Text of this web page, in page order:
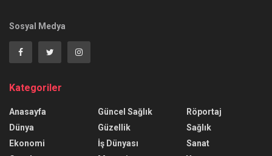
Sosyal Medya
Kategoriler
Anasayfa
Dünya
Ekonomi
Güncel Sağlık
Güzellik
İş Dünyası
Röportaj
Sağlık
Sanat